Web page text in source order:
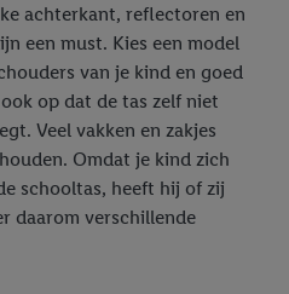
achterkant, reflectoren en
een must. Kies een model
van je kind en goed
op dat de tas zelf niet
Veel vakken en zakjes
Omdat je kind zich
schooltas, heeft hij of zij
daarom verschillende